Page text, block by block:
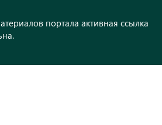
портала активная ссылка